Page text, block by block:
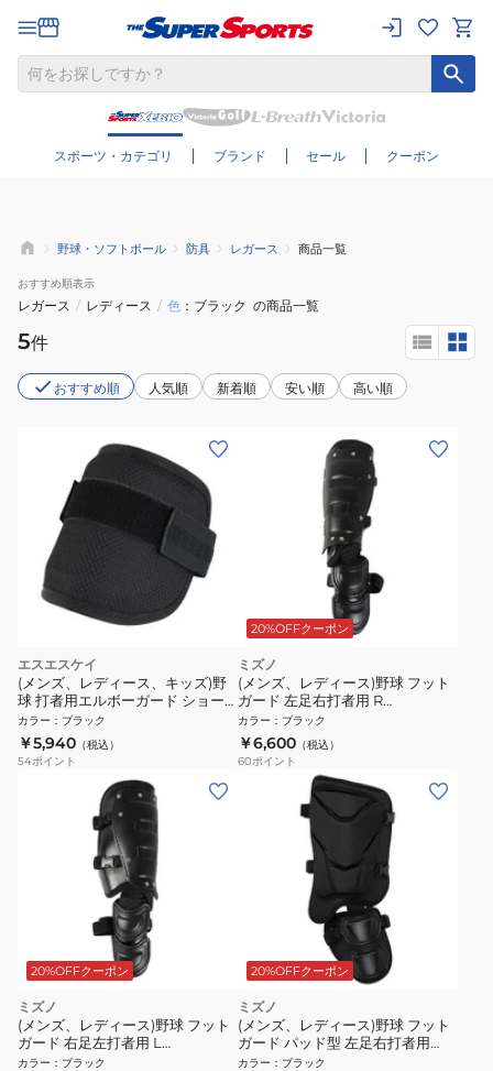
スポーツ・カテゴリ ブランド セール クーポン
さらに絞り込む
野球・ソフトボール 防具 レガース 商品一覧
おすすめ順表示
レガース / レディース / 色 ブラック の商品一覧
5件
おすすめ順 人気順 新着順 安い順 高い順
エスエスケイ
(メンズ、レディース、キッズ)野
球 打者用エルボーガード ショー
ト 肘用 EG001S-90
カラー ： ブラック
￥5,940 （税込）
54ポイント
20%OFFクーポン
ミズノ
(メンズ、レディース)野球 フット
ガード 左足右打者用 R
1DJLG22009
カラー ： ブラック
￥6,600 （税込）
60ポイント
20%OFFクーポン
ミズノ
(メンズ、レディース)野球 フット
ガード 右足左打者用 L
1DJLG22109
カラー ： ブラック
20%OFFクーポン
ミズノ
(メンズ、レディース)野球 フット
ガード パッド型 左足右打者用
1DJLG23009
カラー ： ブラック